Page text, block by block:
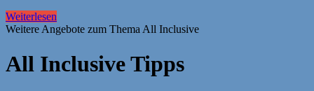
Weiterlesen
Weitere Angebote zum Thema All Inclusive
All Inclusive Tipps